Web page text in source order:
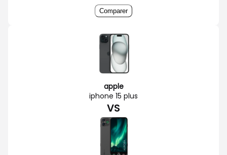
Comparer
apple
iphone 15 plus
VS